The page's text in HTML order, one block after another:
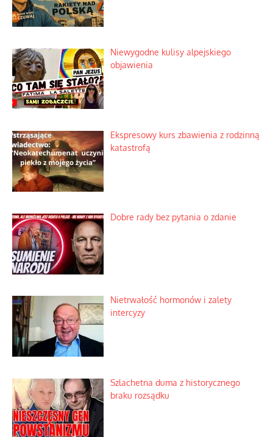
Niewygodne kulisy alpejskiego
objawienia
Ekspresowy kurs zbawienia z rodzinną
katastrofą
Dobre rady bez pytania o zdanie
Nietrwałość hormonów i zalety
intercyzy
Szlachetna duma z historycznego
braku rozsądku